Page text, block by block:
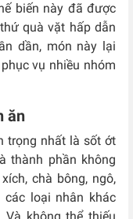
biến này đã được
quà vặt hấp dẫn
dần, món này lại
vụ nhiều nhóm
ăn
trọng nhất là sốt ớt
thành phần không
chà bông, ngô,
các loại nhân khác